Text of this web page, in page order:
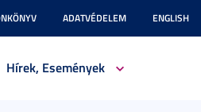
ADATVÉDELEM ENGLISH
Hírek, Események